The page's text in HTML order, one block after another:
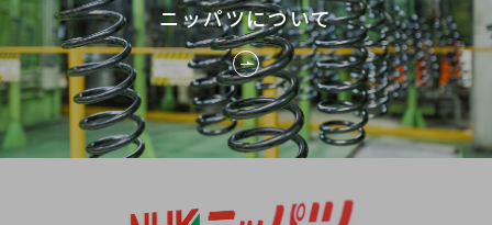
ニッパツについて